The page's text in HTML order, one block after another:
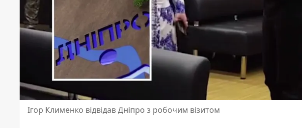
Ігор Клименко відвідав Дніпро з робочим візитом